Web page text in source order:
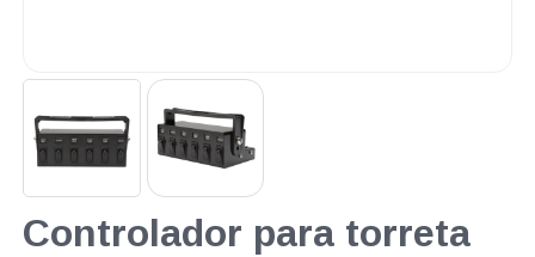
Controlador para torreta